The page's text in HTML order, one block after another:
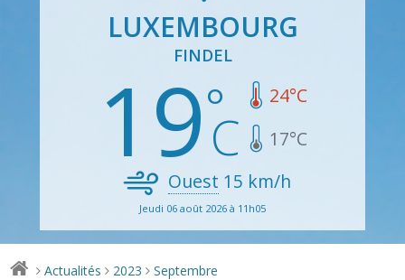
LUXEMBOURG
FINDEL
19 24°C
17°C
Ouest 15 km/h
Jeudi 06 août 2026 à 11h05
> Actualités > 2023 > Septembre